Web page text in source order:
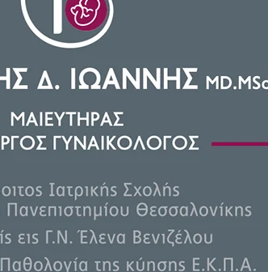
για να τους
το
και
καθηγήτρια
πλην
της
δυνατόν το
υφίσταται
αίμα να τα
ανωτέρων
χθεσινή
Δασκάλων